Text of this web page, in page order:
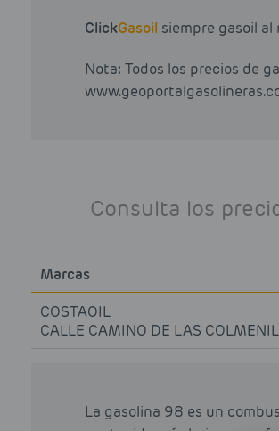
ClickGasoil siempre gasoil al
Nota: Todos los precios de
Consulta los
Marcas
COSTAOIL
CALLE CAMINO DE LAS
La gasolina 98 es un